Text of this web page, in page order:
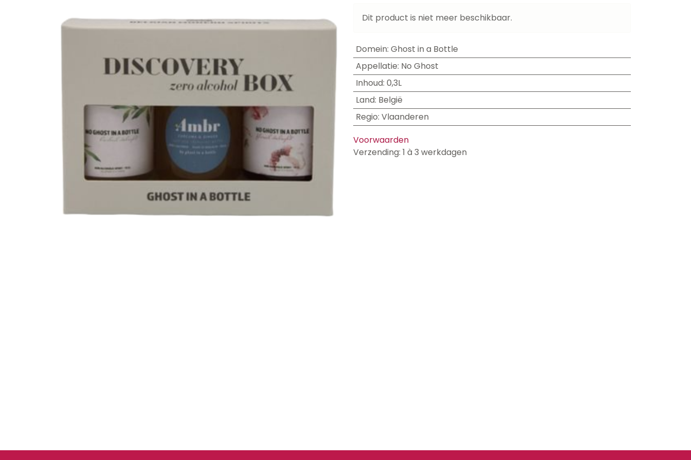
Dit product is niet meer beschikbaar.
Domein: Ghost in a Bottle
Appellatie: No Ghost
Inhoud: 0,3L
Land: België
Regio: Vlaanderen
Voorwaarden
Verzending: 1 à 3 werkdagen